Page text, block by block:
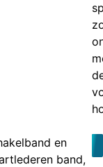
en
band,